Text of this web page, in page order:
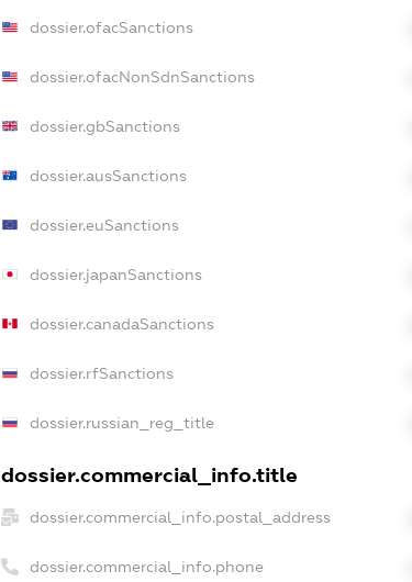
dossier.ofacSanctions
dossier.ofacNonSdnSanctions
dossier.gbSanctions
dossier.ausSanctions
dossier.euSanctions
dossier.japanSanctions
dossier.canadaSanctions
dossier.rfSanctions
dossier.russian_reg_title
dossier.commercial_info.title
dossier.commercial_info.postal_address
dossier.commercial_info.phone